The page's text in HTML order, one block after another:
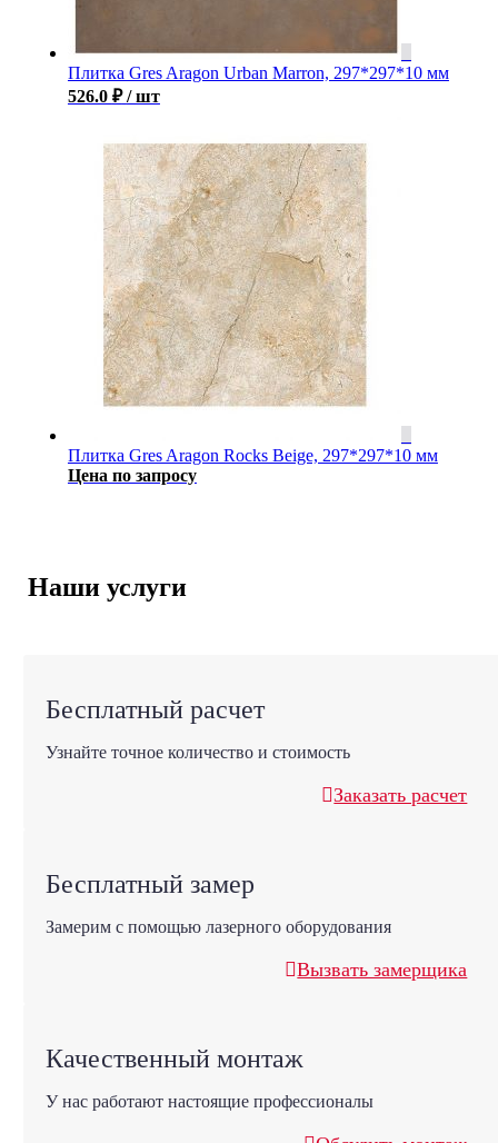
Плитка Gres Aragon Urban Marron, 297*297*10 мм
526.0 ₽ / шт
Плитка Gres Aragon Rocks Beige, 297*297*10 мм
Цена по запросу
Наши услуги
Бесплатный расчет
Узнайте точное количество и стоимость
Заказать расчет
Бесплатный замер
Замерим с помощью лазерного оборудования
Вызвать замерщика
Качественный монтаж
У нас работают настоящие профессионалы